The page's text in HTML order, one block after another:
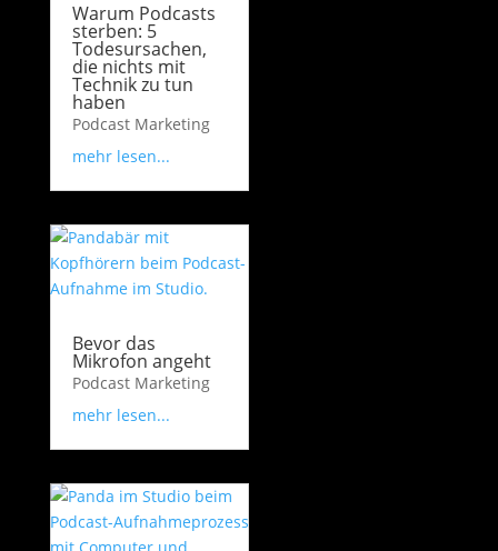
Warum Podcasts
sterben: 5
Todesursachen,
die nichts mit
Technik zu tun
haben
Podcast Marketing
mehr lesen...
Bevor das
Mikrofon angeht
Podcast Marketing
mehr lesen...